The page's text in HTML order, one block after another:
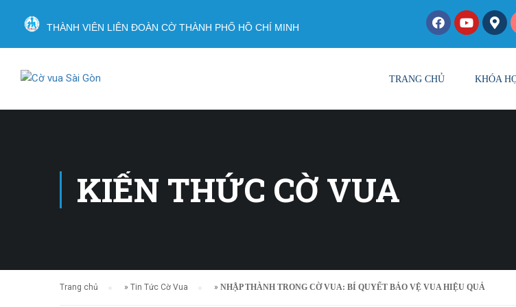
THÀNH VIÊN LIÊN ĐOÀN CỜ THÀNH PHỐ HỒ CHÍ MINH
TRANG CHỦ KHÓA
KIẾN THỨC CỜ VUA
Trang chủ » Tin Tức Cờ Vua » NHẬP THÀNH TRONG CỜ VUA: BÍ QUYẾT BẢO VỆ VUA HIỆU QUẢ